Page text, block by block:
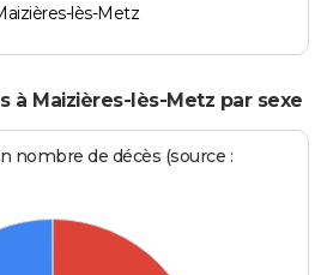
lès-Metz
à Maizières-lès-Metz par sexe
nombre de décès (source :